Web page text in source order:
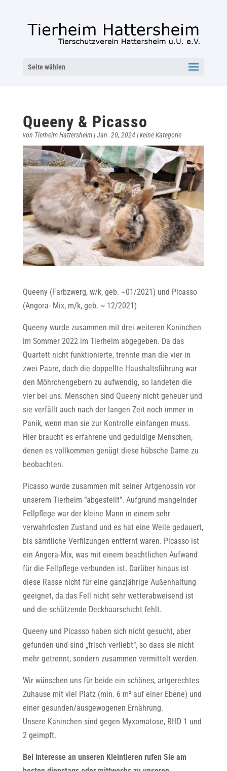
Seite wählen
Queeny & Picasso
von Tierheim Hattersheim|Jan. 20, 2024|keine Kategorie
Queeny (Farbzwerg, w/k, geb. ~01/2021) und Picasso
(Angora- Mix, m/k, geb. ~ 12/2021)
Queeny wurde zusammen mit drei weiteren Kaninchen
im Sommer 2022 im Tierheim abgegeben. Da das
Quartett nicht funktionierte, trennte man die vier in
zwei Paare, doch die doppellte Haushaltsführung war
den Möhrchengebern zu aufwendig, so landeten die
vier bei uns. Menschen sind Queeny nicht geheuer und
sie verfällt auch nach der langen Zeit noch immer in
Panik, wenn man sie zur Kontrolle einfangen muss.
Hier braucht es erfahrene und geduldige Menschen,
denen es vollkommen genügt diese hübsche Dame zu
beobachten.
Picasso wurde zusammen mit seiner Artgenossin vor
unserem Tierheim “abgestellt”. Aufgrund mangelnder
Fellpflege war der kleine Mann in einem sehr
verwahrlosten Zustand und es hat eine Weile gedauert,
bis sämtliche Verfilzungen entfernt waren. Picasso ist
ein Angora-Mix, was mit einem beachtlichen Aufwand
für die Fellpflege verbunden ist. Darüber hinaus ist
diese Rasse nicht für eine ganzjährige Außenhaltung
geeignet, da das Fell nicht sehr wetterabweisend ist
und die schützende Deckhaarschicht fehlt.
Queeny und Picasso haben sich nicht gesucht, aber
gefunden und sind „frisch verliebt“, so dass sie nicht
mehr getrennt, sondern zusammen vermittelt werden.
Wir wünschen uns für beide ein schönes, artgerechtes
Zuhause mit viel Platz (min. 6 m² auf einer Ebene) und
einer gesunden/ausgewogenen Ernährung.
Unsere Kaninchen sind gegen Myxomatose, RHD 1 und
2 geimpft.
Bei Interesse an unseren Kleintieren rufen Sie am